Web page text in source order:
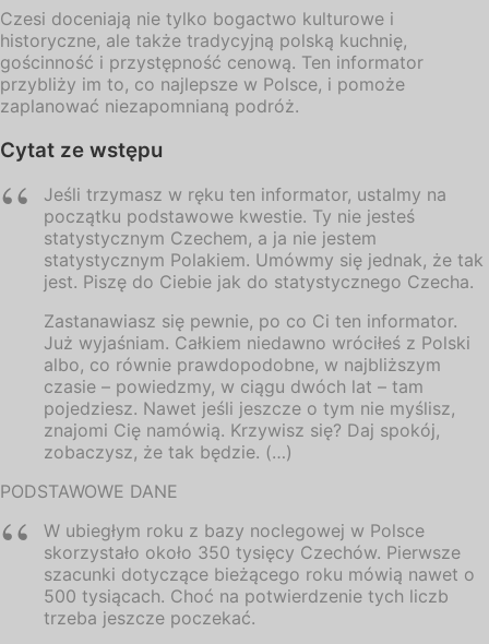
Czesi doceniają nie tylko bogactwo kulturowe i
historyczne, ale także tradycyjną polską kuchnię,
gościnność i przystępność cenową. Ten informator
przybliży im to, co najlepsze w Polsce, i pomoże
zaplanować niezapomnianą podróż.
Cytat ze wstępu
Jeśli trzymasz w ręku ten informator, ustalmy na
początku podstawowe kwestie. Ty nie jesteś
statystycznym Czechem, a ja nie jestem
statystycznym Polakiem. Umówmy się jednak, że tak
jest. Piszę do Ciebie jak do statystycznego Czecha.
Zastanawiasz się pewnie, po co Ci ten informator.
Już wyjaśniam. Całkiem niedawno wróciłeś z Polski
albo, co równie prawdopodobne, w najbliższym
czasie – powiedzmy, w ciągu dwóch lat – tam
pojedziesz. Nawet jeśli jeszcze o tym nie myślisz,
znajomi Cię namówią. Krzywisz się? Daj spokój,
zobaczysz, że tak będzie. (…)
PODSTAWOWE DANE
W ubiegłym roku z bazy noclegowej w Polsce
skorzystało około 350 tysięcy Czechów. Pierwsze
szacunki dotyczące bieżącego roku mówią nawet o
500 tysiącach. Choć na potwierdzenie tych liczb
trzeba jeszcze poczekać.